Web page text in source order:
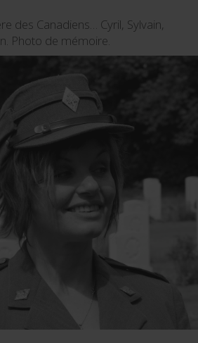
des Canadiens… Cyril, Sylvain,
Photo de mémoire.